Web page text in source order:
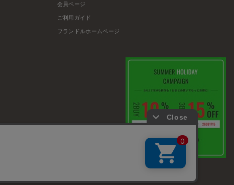
会員ページ
ご利用ガイド
フランドルホームページ